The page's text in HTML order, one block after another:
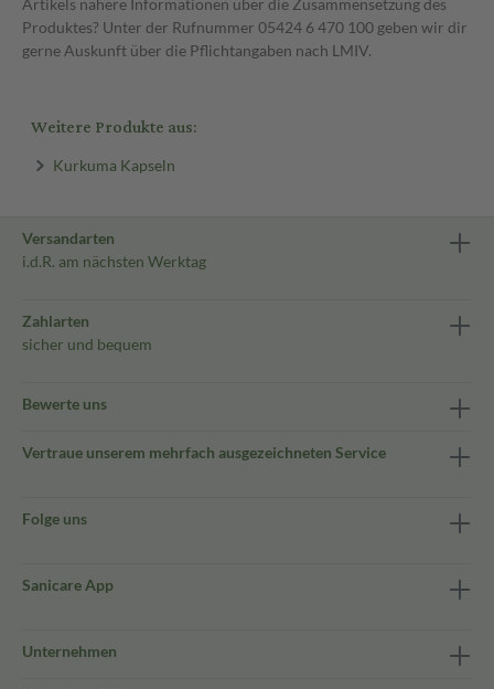
Artikels nähere Informationen über die Zusammensetzung des
Produktes? Unter der Rufnummer 05424 6 470 100 geben wir dir
gerne Auskunft über die Pflichtangaben nach LMIV.
Weitere Produkte aus:
Kurkuma Kapseln
Versandarten
i.d.R. am nächsten Werktag
Zahlarten
sicher und bequem
Bewerte uns
Vertraue unserem mehrfach ausgezeichneten Service
Folge uns
Sanicare App
Unternehmen